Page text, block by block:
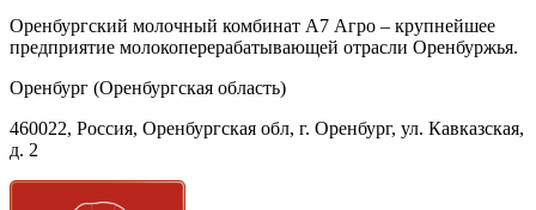
Оренбургский молочный комбинат А7 Агро – крупнейшее
предприятие молокоперерабатывающей отрасли Оренбуржья.
Оренбург (Оренбургская область)
460022, Россия, Оренбургская обл, г. Оренбург, ул. Кавказская,
д. 2